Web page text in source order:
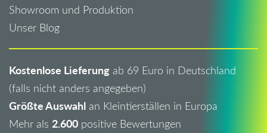
Showroom und Produktion
Unser Blog
Kostenlose Lieferung ab 69 Euro in Deutschland
(falls nicht anders angegeben)
Größte Auswahl an Kleintierställen in Europa
Mehr als 2.600 positive Bewertungen